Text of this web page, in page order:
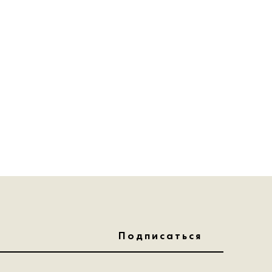
Подписаться